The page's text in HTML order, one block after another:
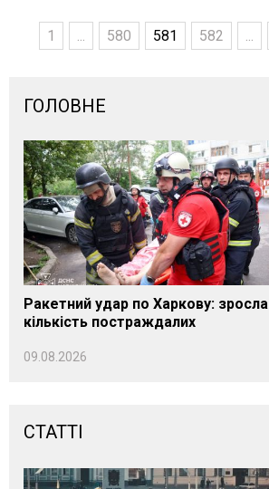
1 ... 580 581 582 ...
ГОЛОВНЕ
Ракетний удар по Харкову: зросла
кількість постраждалих
09.08.2026
СТАТТІ